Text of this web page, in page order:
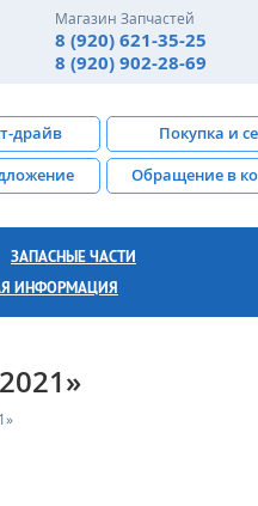
Магазин Запчастей
8 (920) 621-35-25
8 (920) 902-28-69
драйв
Покупка и
Обращение в
ЗАПАСНЫЕ ЧАСТИ
ИНФОРМАЦИЯ